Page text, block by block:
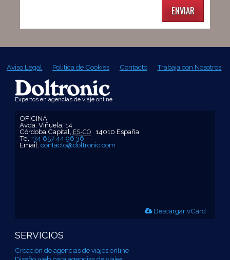
ENVIAR
Aviso Legal Politica de Cookies Contacto Trabaja con Nosotros
Expertos en agencias de viaje online
OFICINA:
Avda. Viñuela, 14
Córdoba Capital, ES-CO 14010 España
Tel+34 657 44 96 36
Email: contacto@doltronic.com
Descargar vCard
SERVICIOS
Creación de agencias de viajes online